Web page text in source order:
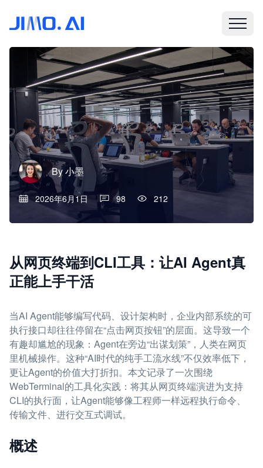
By小墨
2026年6月1日 98 212
从网页终端到CLI工具：让AI Agent真
正能上手干活
当AI Agent能够编写代码、设计架构时，企业内部系统的可
执行接口却往往停留在“点击网页按钮”的层面。这导致一个
有趣却尴尬的现象：Agent在旁边“出谋划策”，人类在网页
里机械操作。这种“AI时代的纯手工流水线”不仅效率低下，
更让Agent的价值大打折扣。本文记录了一次围绕
WebTerminal的工具化实践：将其从网页终端演进为支持
CLI的执行面，让Agent能够像工程师一样远程执行命令、
传输文件、进行交互式调试。
概述